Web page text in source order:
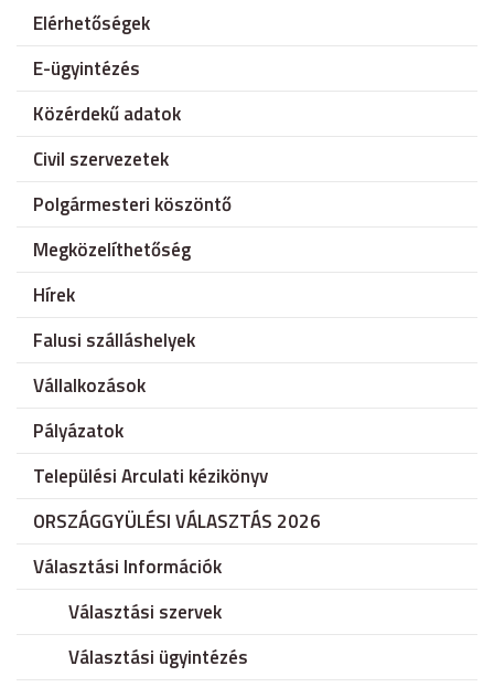
Elérhetőségek
E-ügyintézés
Közérdekű adatok
Civil szervezetek
Polgármesteri köszöntő
Megközelíthetőség
Hírek
Falusi szálláshelyek
Vállalkozások
Pályázatok
Települési Arculati kézikönyv
ORSZÁGGYÜLÉSI VÁLASZTÁS 2026
Választási Információk
Választási szervek
Választási ügyintézés